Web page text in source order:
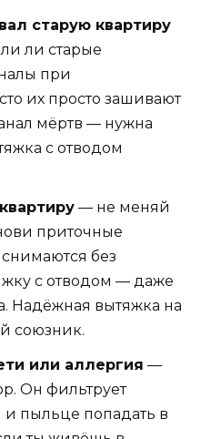
старую квартиру
ли старые
при
их просто зашивают
мёртв — нужна
с отводом
— не меняй
приточные
без
с отводом — даже
Надёжная вытяжка на
союзник.
или аллергия —
Он фильтрует
и пыльце попадать в